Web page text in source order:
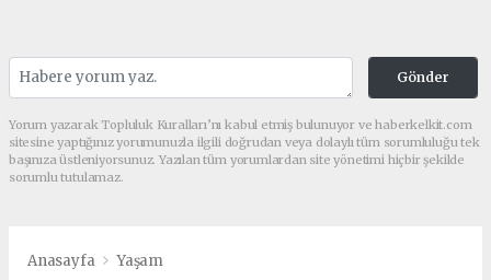
Gönder
Yorum yazarak Topluluk Kuralları’nı kabul etmiş bulunuyor ve haberkelkit.com
sitesine yaptığınız yorumunuzla ilgili doğrudan veya dolaylı tüm sorumluluğu tek
başınıza üstleniyorsunuz. Yazılan tüm yorumlardan site yönetimi hiçbir şekilde
sorumlu tutulamaz.
Anasayfa Yaşam